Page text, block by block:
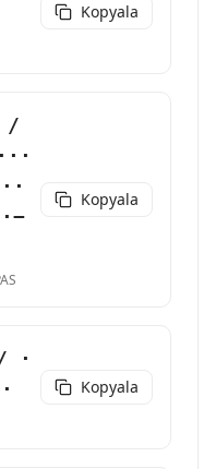
Kopyala
/
Kopyala
·
Kopyala